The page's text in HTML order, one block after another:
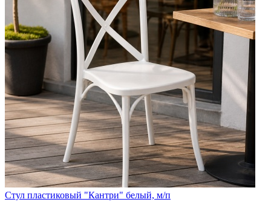
Стул пластиковый "Кантри" белый, м/п